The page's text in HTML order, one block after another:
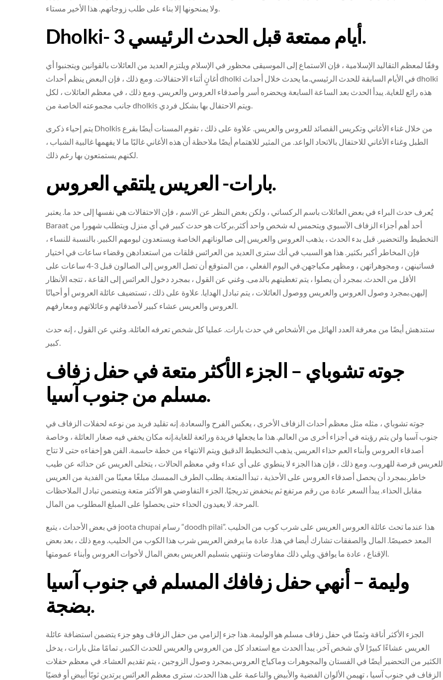
ولا يمنحونها إلا بناء على طلب زوجاتهم. هذا الأخير مستاء.
Dholki- 3 أيام ممتعة قبل الحدث الرئيسي.
وفقًا لمعظم التقاليد الإسلامية ، فإن الاستماع إلى الموسيقى محظور في الإسلام ويلتزم العديد من العائلات بالقوانين ويتجنبوا أي
أغانٍ أثناء الاحتفالات. ومع ذلك ، فإن البعض ينظم أحداث dholki في الأيام السابقة للحدث الرئيسي.ما يحدث خلال أحداث dholki
هذه رائع للغاية. يبدأ الحدث بعد الساعة السابعة ويحضره أسر وأصدقاء العروس والعريس. ومع ذلك ، في معظم العائلات ، لكل
جانب مجموعته الخاصة من dholkis ويتم الاحتفال بها بشكل فردي.
يتم إحياء ذكرى Dholkis من خلال غناء الأغاني وتكريس القصائد للعروس والعريس. علاوة على ذلك ، تقوم المسنات أيضًا بقرع
الطبل وغناء الأغاني للاحتفال بالاتحاد الواعد. من المثير للاهتمام أيضًا ملاحظة أن هذه الأغاني غالبًا ما لا يفهمها غالبية الشباب ،
لكنهم يستمتعون بها رغم ذلك.
بارات- العريس يلتقي العروس.
يُعرف حدث البراء في بعض العائلات باسم الركساتي ، ولكن بغض النظر عن الاسم ، فإن الاحتفالات هي نفسها إلى حد ما. يعتبر
Baraat أحد أهم أجزاء الزفاف الآسيوي ويتحمس له شخص واحد أكثر.بركات هو حدث كبير في أي منزل ويتطلب شهورا من
التخطيط والتحضير. قبل بدء الحدث ، يذهب العروس والعريس إلى صالوناتهم الخاصة ويستعدون ليومهم الكبير. بالنسبة للنساء ،
فإن المخاطر أكبر بكثير. هذا هو السبب في أنك سترى العديد من العرائس قلقات من استعدادهن وقضاء ساعات في اختيار
فساتينهن ، ومجوهراتهن ، ومظهر مكياجهن.في اليوم الفعلي ، من المتوقع أن تصل العروس إلى الصالون قبل 3-4 ساعات على
الأقل من الحدث. بمجرد أن يصلوا ، يتم تغطيتهم بالدمى. وغني عن القول ، بمجرد دخول العرائس إلى القاعة ، تتجه الأنظار
إليهن.بمجرد وصول العروس والعريس ووصول العائلات ، يتم تبادل الهدايا. علاوة على ذلك ، تستضيف عائلة العروس أو أحيانًا
العروس والعريس عشاء كبير لأصدقائهم وعائلاتهم ومعارفهم.
ستندهش أيضًا من معرفة العدد الهائل من الأشخاص في حدث بارات. عمليا كل شخص تعرفه العائلة. وغني عن القول ، إنه حدث
جوته تشوباي – الجزء الأكثر متعة في حفل زفاف
مسلم من جنوب آسيا.
جوته تشوباي ، مثله مثل معظم أحداث الزفاف الأخرى ، يعكس الفرح والسعادة. إنه تقليد فريد من نوعه لحفلات الزفاف في
جنوب آسيا ولن يتم رؤيته في أجزاء أخرى من العالم. هذا ما يجعلها فريدة ورائعة للغاية.إنه مكان يخفي فيه صغار العائلة ، وخاصة
أصدقاء العروس وأبناء العم حذاء العريس. يذهب التخطيط الدقيق ويتم الانتهاء من خطة حاسمة. الفن هو إخفاءه حتى لا تتاح
للعريس فرصة للهروب. ومع ذلك ، فإن هذا الجزء لا ينطوي على أي عداء وفي معظم الحالات ، يتخلى العريس عن حذائه عن طيب
خاطر.بمجرد أن يحصل أصدقاء العروس على الأحذية ، تبدأ المتعة. يطلب الطرف الممسك مبلغًا معينًا من الفدية من العريس
مقابل الحذاء. يبدأ السعر عادة من رقم مرتفع ثم ينخفض تدريجيًا. الجزء التفاوضي هو الأكثر متعة ويتضمن تبادل الملاحظات
المرحة. لا يعيدون الحذاء حتى يحصلوا على المبلغ المطلوب من المال.
في بعض الأحداث ، يتبع joota chupai رسام “doodh pilai”. هذا عندما تحث عائلة العروس العريس على شرب كوب من الحليب
المعد خصيصًا. المال والصفقات تشارك أيضا في هذا. عادة ما يرفض العريس شرب هذا الكوب من الحليب. ومع ذلك ، بعد بعض
الإقناع ، عادة ما يوافق. ويلي ذلك مفاوضات وتنتهي بتسليم العريس بعض المال لأخوات العروس وأبناء عمومتها.
وليمة – أنهي حفل زفافك المسلم في جنوب آسيا
بضجة.
الجزء الأكثر أناقة وثمنًا في حفل زفاف مسلم هو الوليمة. هذا جزء إلزامي من حفل الزفاف وهو جزء يتضمن استضافة عائلة
العريس عشاءًا كبيرًا لأي شخص آخر. يبدأ الحدث مع استعداد كل من العروس والعريس للحدث الكبير. تمامًا مثل بارات ، يدخل
الكثير من التحضير أيضًا في الفستان والمجوهرات وماكياج العروس.بمجرد وصول الزوجين ، يتم تقديم العشاء. في معظم حفلات
الزفاف في جنوب آسيا ، تهيمن الألوان الفضية والأبيض والناعمة على هذا الحدث. سترى معظم العرائس يرتدين ثوبًا أبيض أو فضيًا